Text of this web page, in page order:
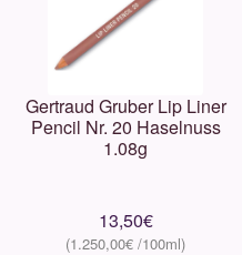
Gertraud Gruber Lip Liner
Pencil Nr. 20 Haselnuss
1.08g
13,50€
1.250,00€